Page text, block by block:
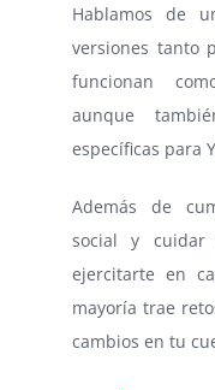
Hablamos de
versiones tanto
funcionan
aunque
específicas para
Además de
social y
ejercitarte en
mayoría trae
cambios en tu